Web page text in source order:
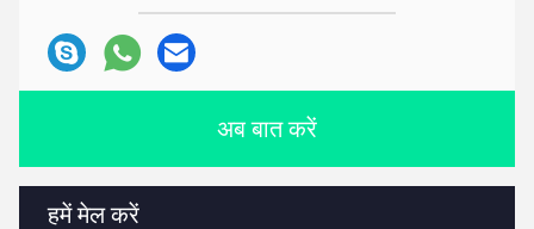
अब बात करें
हमें मेल करें